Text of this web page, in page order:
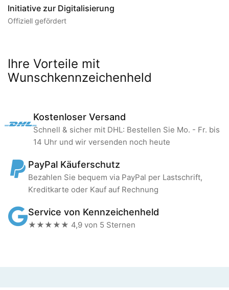
Initiative zur Digitalisierung
Offiziell gefördert
Ihre Vorteile mit
Wunschkennzeichenheld
Kostenloser Versand
Schnell & sicher mit DHL: Bestellen Sie Mo. - Fr. bis
14 Uhr und wir versenden noch heute
PayPal Käuferschutz
Bezahlen Sie bequem via PayPal per Lastschrift,
Kreditkarte oder Kauf auf Rechnung
Service von Kennzeichenheld
★★★★★ 4,9 von 5 Sternen